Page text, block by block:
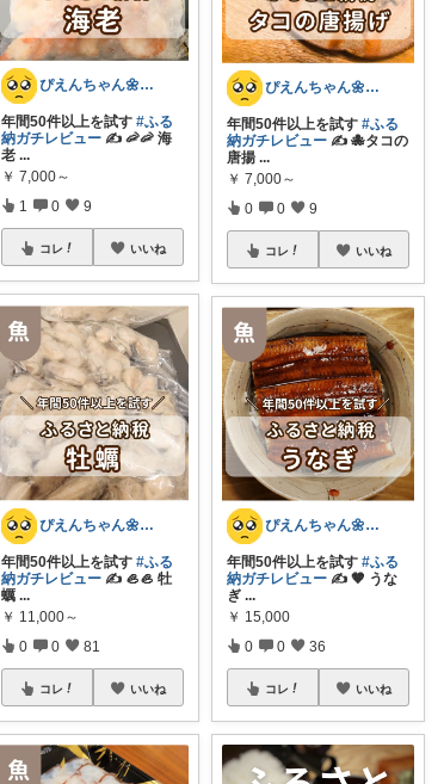
ぴえんちゃん🌼爆買い比較ママ
年間50件以上を試す#ふる
納ガチレビュー ✍️ 🦐🦐 海
老...
￥ 7,000～
1 0 9
コレ いいね
ぴえんちゃん🌼爆買い比較ママ
年間50件以上を試す#ふる
納ガチレビュー ✍️ 🦪🦪 牡
蠣...
￥ 11,000～
0 0 81
コレ いいね
ぴえんちゃん🌼爆買い比較ママ
年間50件以上を試す#ふる
納ガチレビュー ✍️ 🐙タコの
唐揚 ...
￥ 7,000～
0 0 9
コレ いいね
ぴえんちゃん🌼爆買い比較ママ
年間50件以上を試す#ふる
納ガチレビュー ✍️ 🤎 うな
ぎ...
￥ 15,000
0 0 36
コレ いいね